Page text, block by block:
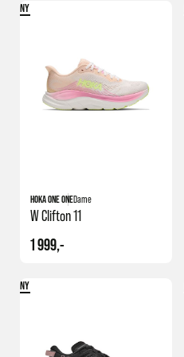
NY
HOKA ONE ONEDame
W Clifton 11
1 999,-
NY